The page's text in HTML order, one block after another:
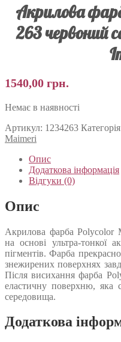
Акрилова
263 червоний
1540,00 грн.
Немає в наявності
Артикул: 1234263
Maimeri
Опис
Додаткова інформація
Відгуки (0)
Опис
Акрилова фарба Polycolor
на основі ультра-тонкої
пігментів. Фарба
знежирених поверхнях
Після висихання фарба
еластичну поверхню, яка
середовища.
Додаткова